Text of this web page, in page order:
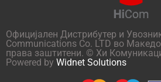
Официјален Дистрибутер и
Communications Co. LTD во
права заштитени. © Хи
Powered by Widnet Solutions